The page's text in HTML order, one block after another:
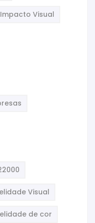
Impacto Visual
Visual
de cor